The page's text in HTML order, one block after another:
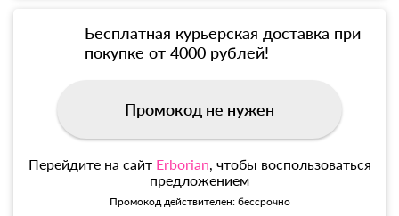
Бесплатная курьерская доставка при
покупке от 4000 рублей!
Промокод не нужен
Перейдите на сайт Erborian, чтобы воспользоваться
предложением
Промокод действителен: бессрочно